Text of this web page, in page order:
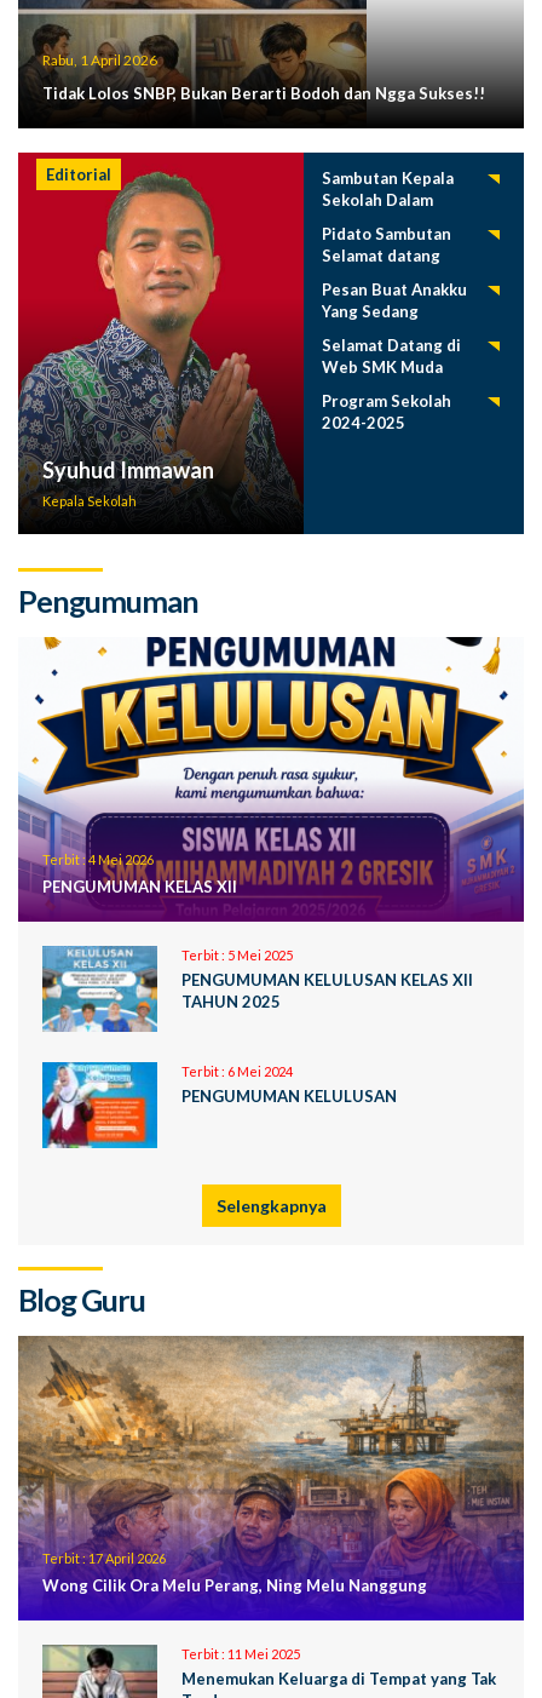
Rabu, 1 April 2026
Tidak Lolos SNBP, Bukan Berarti Bodoh dan Ngga Sukses!!
Editorial
Syuhud Immawan
Kepala Sekolah
Sambutan Kepala
Sekolah Dalam
Pelepasan Siswa
Tahun 2025
Pidato Sambutan
Selamat datang
Muda 2025-2026
Pesan Buat Anakku
Yang Sedang
Selamat Datang di
Web SMK Muda
Program Sekolah
2024-2025
Pengumuman
Terbit : 4 Mei 2026
PENGUMUMAN KELAS XII
Terbit : 5 Mei 2025
PENGUMUMAN KELULUSAN KELAS XII
TAHUN 2025
Terbit : 6 Mei 2024
PENGUMUMAN KELULUSAN
Selengkapnya
Blog Guru
Terbit :17 April 2026
Wong Cilik Ora Melu Perang, Ning Melu Nanggung
Terbit : 11 Mei 2025
Menemukan Keluarga di Tempat yang Tak